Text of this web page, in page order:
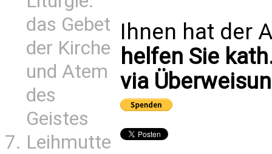
das Gebet
der Kirche
und Atem
des
Geistes
Leihmutte
Ihnen hat der
helfen Sie
via